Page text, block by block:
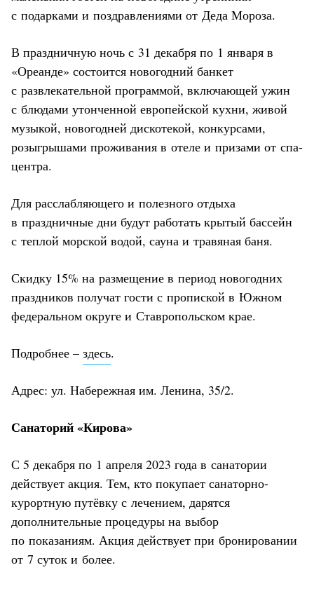
с подарками и поздравлениями от Деда Мороза.
В праздничную ночь с 31 декабря по 1 января в
«Ореанде» состоится новогодний банкет
с развлекательной программой, включающей ужин
с блюдами утонченной европейской кухни, живой
музыкой, новогодней дискотекой, конкурсами,
розыгрышами проживания в отеле и призами от спа-
центра.
Для расслабляющего и полезного отдыха
в праздничные дни будут работать крытый бассейн
с теплой морской водой, сауна и травяная баня.
Скидку 15% на размещение в период новогодних
праздников получат гости с пропиской в Южном
федеральном округе и Ставропольском крае.
Подробнее – здесь.
Адрес: ул. Набережная им. Ленина, 35/2.
Санаторий «Кирова»
С 5 декабря по 1 апреля 2023 года в санатории
действует акция. Тем, кто покупает санаторно-
курортную путёвку с лечением, дарятся
дополнительные процедуры на выбор
по показаниям. Акция действует при бронировании
от 7 суток и более.